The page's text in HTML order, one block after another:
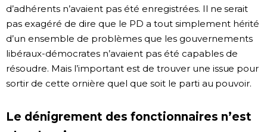
d’adhérents n’avaient pas été enregistrées. Il ne serait
pas exagéré de dire que le PD a tout simplement hérité
d’un ensemble de problèmes que les gouvernements
libéraux-démocrates n’avaient pas été capables de
résoudre. Mais l’important est de trouver une issue pour
sortir de cette ornière quel que soit le parti au pouvoir.
Le dénigrement des fonctionnaires n’est